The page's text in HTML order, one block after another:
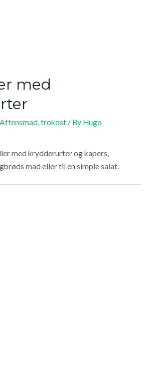
med
Aftensmad,frokost/ By Hugo
med krydderurter og kapers,
mad eller til en simple salat.